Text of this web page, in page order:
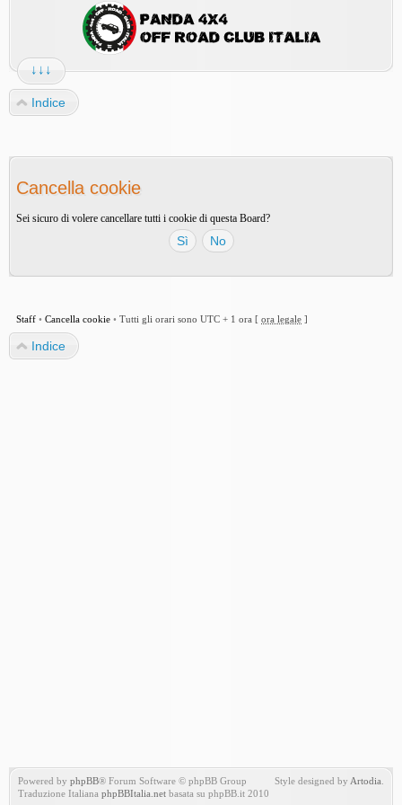
↓↓↓
Indice
Cancella cookie
Sei sicuro di volere cancellare tutti i cookie di questa Board?
Staff • Cancella cookie • Tutti gli orari sono UTC + 1 ora [ ora legale ]
Indice
Powered by phpBB® Forum Software © phpBB Group
Traduzione Italiana phpBBItalia.net basata su phpBB.it 2010
Style designed by Artodia